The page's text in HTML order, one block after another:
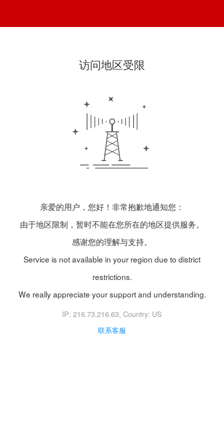
访问地区受限
亲爱的用户，您好！非常抱歉地通知您：
由于地区限制，暂时不能在您所在的地区提供服务。
感谢您的理解与支持。
Service is not available in your region due to district
restrictions.
We really appreciate your support and understanding.
IP: 216.73.216.63, Country: US
联系客服